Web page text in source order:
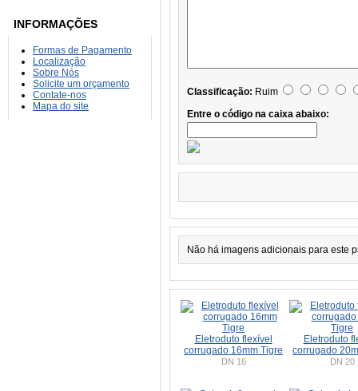
INFORMAÇÕES
Formas de Pagamento
Localização
Sobre Nós
Solicite um orçamento
Contate-nos
Mapa do site
Classificação: Ruim
Entre o código na caixa abaixo:
Não há imagens adicionais para este
Eletroduto flexível
corrugado 16mm Tigre
DN 16
Eletroduto
corrugado
DN 20